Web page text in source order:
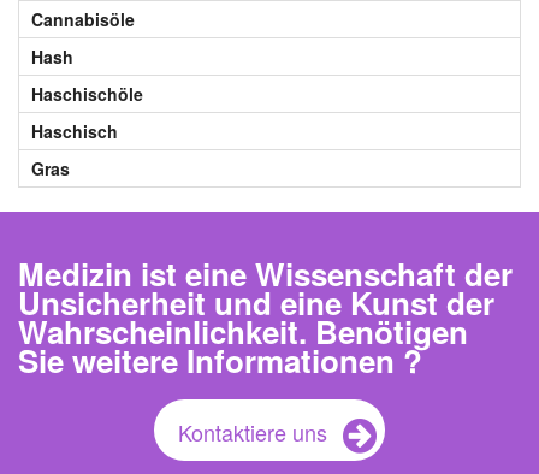
Cannabisöle
Hash
Haschischöle
Haschisch
Gras
Medizin ist eine Wissenschaft der
Unsicherheit und eine Kunst der
Wahrscheinlichkeit. Benötigen
Sie weitere Informationen ?
Kontaktiere uns